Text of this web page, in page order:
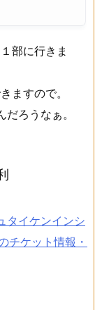
部に行きま
ますので。
ろうなぁ。
タイケンインシ
チケット情報・